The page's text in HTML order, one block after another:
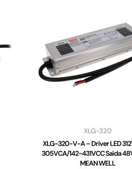
XLG-320
XLG-320-V-A – Driver LED
305VCA/142-431VCC Saída
MEAN WELL